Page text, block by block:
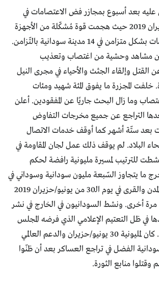
بعد أسبوع بمجازر فض الاعتصامات في
الثالث من يونيو/حزيران 2019 حيث هجمت قوة مُشكّلة من الأجهزة
الأمنية على الاعتصامات بشكل متزامن في 14 مدينة سودانية بالتّزامن.
مشاهد وحشية من اغتصاب وتعذيب
وإلقاء الجثث والأحياء في مجرى النيل
خلفت المجزرة ما يفوق المئة شهيد ومئات
وما زال البحث جاريًا عن المفقودين. أعلن
التراجع عن جميع مخرجات التفاوض
بعد ستّة أشهر كما أوقف خدمات الاتصال
البلاد. لم يوقف ذلك عمل لجان المقاومة في
للترتيب لمسيرة مليونية رافضة لحكم
ما يتجاوز السّبعة مليون سودانية وسوداني في
معسكرات النزوح والمدن والقرى في يوم الـ30 من يونيو/حزيران 2019
مرة أخرى. ونشط السودانيون في الخارج في نشر
في ظل التعتيم الإعلامي الذي فرضه المجلس
العسكري على البلاد. كان لمليونية 30 يونيو/حزيران والدعم العالمي
الفضل في تراجع العساكر بعد أن ظنّوا
منابع الثورة.